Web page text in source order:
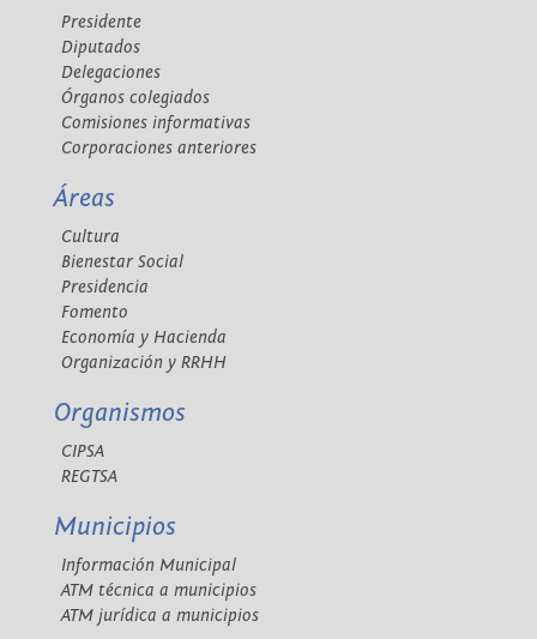
Presidente
Diputados
Delegaciones
Órganos colegiados
Comisiones informativas
Corporaciones anteriores
Áreas
Cultura
Bienestar Social
Presidencia
Fomento
Economía y Hacienda
Organización y RRHH
Organismos
CIPSA
REGTSA
Municipios
Información Municipal
ATM técnica a municipios
ATM jurídica a municipios